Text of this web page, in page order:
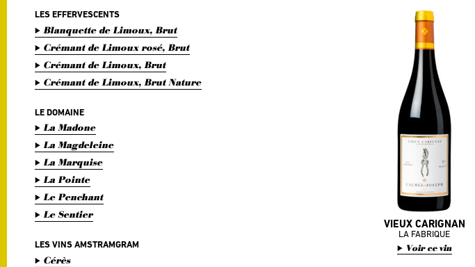
LES EFFERVESCENTS
Blanquette de Limoux, Brut
Crémant de Limoux rosé, Brut
Crémant de Limoux, Brut
Crémant de Limoux, Brut Nature
LE DOMAINE
La Madone
La Magdeleine
La Marquise
La Pointe
Le Penchant
Le Sentier
LES VINS AMSTRAMGRAM
Cérès
VIEUX CARIGNAN
LA FABRIQUE
Voir ce vin